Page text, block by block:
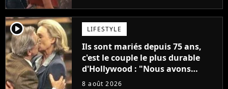
player2 LIFESTYLE
Ils sont mariés depuis 75 ans,
c'est le couple le plus durable
d'Hollywood : "Nous avons
avancé jour après jour, et les
8 août 2026